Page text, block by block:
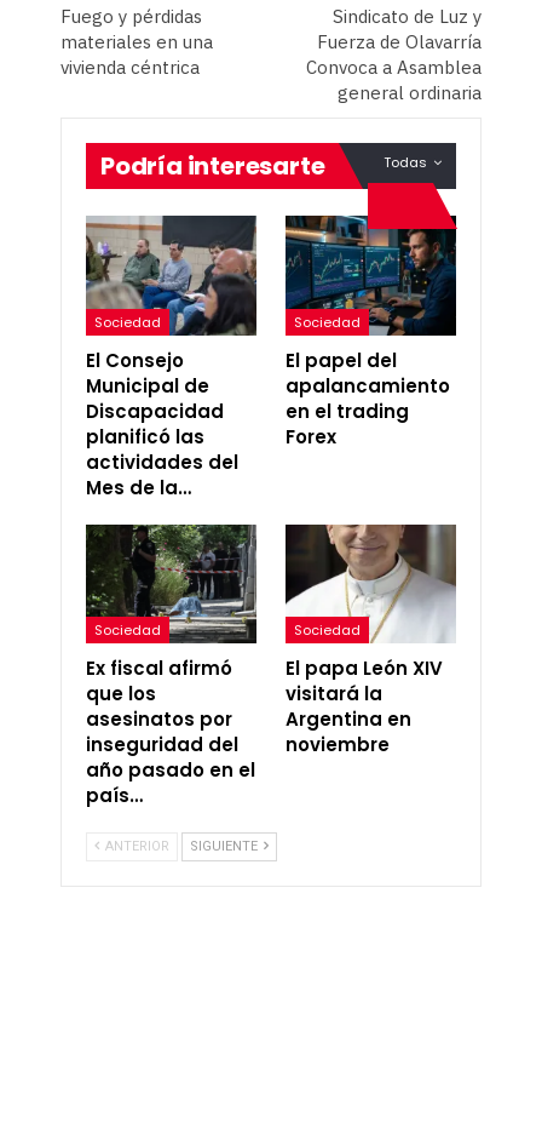
Fuego y pérdidas
materiales en una
vivienda céntrica
Sindicato de Luz y
Fuerza de Olavarría
Convoca a Asamblea
general ordinaria
Todas
Podría interesarte
Sociedad
El Consejo
Municipal de
Discapacidad
planificó las
actividades del
Mes de la…
Sociedad
El papel del
apalancamiento
en el trading
Forex
Sociedad
Ex fiscal afirmó
que los
asesinatos por
inseguridad del
año pasado en el
país…
Sociedad
El papa León XIV
visitará la
Argentina en
noviembre
ANTERIOR SIGUIENTE